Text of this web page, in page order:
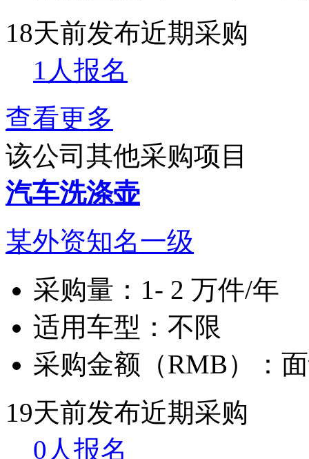
18天前发布近期采购
1人报名
查看更多
该公司其他采购项目
汽车洗涤壶
某外资知名一级
采购量： 1- 2 万件/年
适用车型： 不限
采购金额（RMB）：
19天前发布近期采购
0人报名